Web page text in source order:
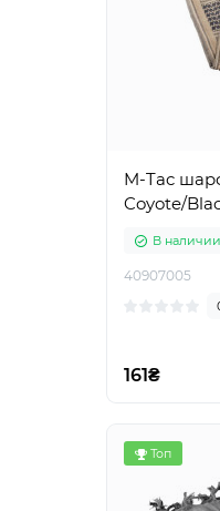
M-Tac
Coyote/
В наличии
40907005
161₴
Топ